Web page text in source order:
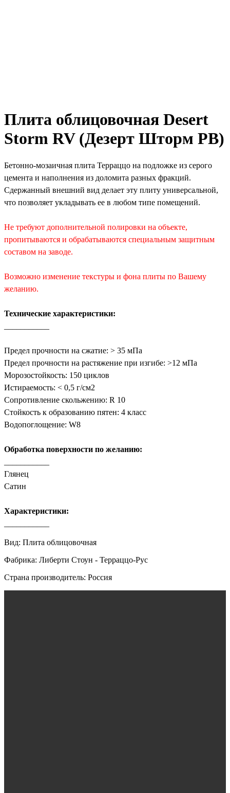
Плита облицовочная Desert
Storm RV (Дезерт Шторм РВ)
Бетонно-мозаичная плита Терраццо на подложке из серого
цемента и наполнения из доломита разных фракций.
Сдержанный внешний вид делает эту плиту универсальной,
что позволяет укладывать ее в любом типе помещений.
Не требуют дополнительной полировки на объекте,
пропитываются и обрабатываются специальным защитным
составом на заводе.
Возможно изменение текстуры и фона плиты по Вашему
желанию.
Технические характеристики:
Предел прочности на сжатие: > 35 мПа
Предел прочности на растяжение при изгибе: >12 мПа
Морозостойкость: 150 циклов
Истираемость: < 0,5 г/см2
Сопротивление скольжению: R 10
Стойкость к образованию пятен: 4 класс
Водопоглощение: W8
Обработка поверхности по желанию:
Глянец
Сатин
Характеристики:
Вид: Плита облицовочная
Фабрика: Либерти Стоун - Терраццо-Рус
Страна производитель: Россия